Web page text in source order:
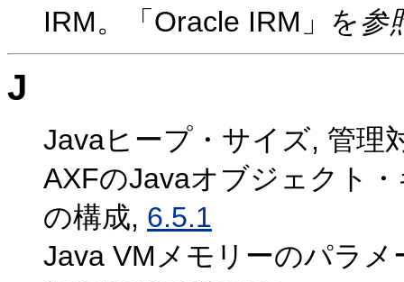
IRM。「Oracle IRM」を参
J
Javaヒープ・サイズ, 管理
AXFのJavaオブジェクト
の構成, 6.5.1
Java VMメモリーのパラ